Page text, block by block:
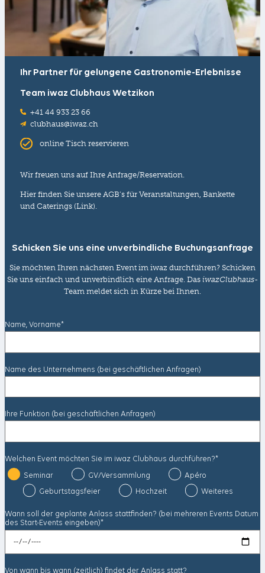
Ihr Partner für gelungene Gastronomie-Erlebnisse
Team iwaz Clubhaus Wetzikon
+41 44 933 23 66
clubhaus@iwaz.ch
online Tisch reservieren
Wir freuen uns auf Ihre Anfrage/Reservation.
Hier finden Sie unsere AGB’s für Veranstaltungen, Bankette
und Caterings (Link).
Schicken Sie uns eine unverbindliche Buchungsanfrage
Sie möchten Ihren nächsten Event im iwaz durchführen? Schicken
Sie uns einfach und unverbindlich eine Anfrage. Das iwazClubhaus-
Team meldet sich in Kürze bei Ihnen.
Name, Vorname*
Name des Unternehmens (bei geschäftlichen Anfragen)
Ihre Funktion (bei geschäftlichen Anfragen)
Welchen Event möchten Sie im iwaz Clubhaus durchführen?*
Seminar GV/Versammlung Apéro
Geburtstagsfeier Hochzeit Weiteres
Wann soll der geplante Anlass stattfinden? (bei mehreren Events Datum
des Start-Events eingeben)*
Von wann bis wann (zeitlich) findet der Anlass statt?